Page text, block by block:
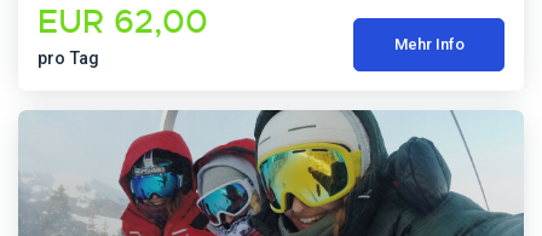
EUR 62,00
pro Tag
Mehr Info